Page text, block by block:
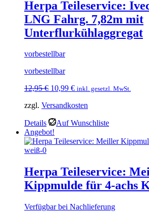
Herpa Teileservice:
LNG Fahrg. 7,82m mit
Unterflurkühlaggregat
vorbestellbar
vorbestellbar
12,95€ Ursprünglicher
war:
10,99 €Aktueller
ist:
inkl. gesetzl. MwSt.
zzgl. Versandkosten
Details
Auf Wunschliste
Angebot!
Herpa Teileservice:
Kippmulde für 4-achs
Verfügbar bei Nachlieferung